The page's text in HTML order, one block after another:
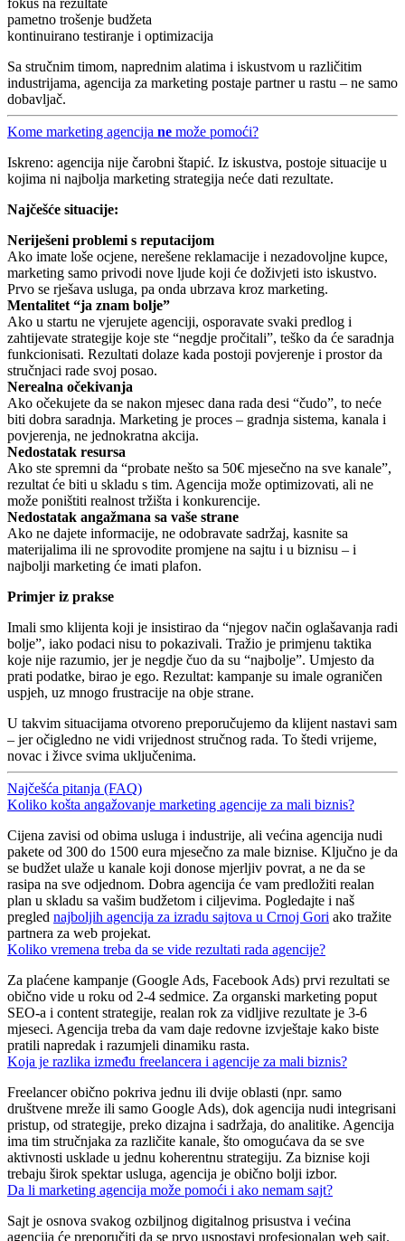
fokus na rezultate
pametno trošenje budžeta
kontinuirano testiranje i optimizacija
Sa stručnim timom, naprednim alatima i iskustvom u različitim
industrijama, agencija za marketing postaje partner u rastu – ne samo
dobavljač.
Kome marketing agencija ne može pomoći?
Iskreno: agencija nije čarobni štapić. Iz iskustva, postoje situacije u
kojima ni najbolja marketing strategija neće dati rezultate.
Najčešće situacije:
Neriješeni problemi s reputacijom
Ako imate loše ocjene, nerešene reklamacije i nezadovoljne kupce,
marketing samo privodi nove ljude koji će doživjeti isto iskustvo.
Prvo se rješava usluga, pa onda ubrzava kroz marketing.
Mentalitet “ja znam bolje”
Ako u startu ne vjerujete agenciji, osporavate svaki predlog i
zahtijevate strategije koje ste “negdje pročitali”, teško da će saradnja
funkcionisati. Rezultati dolaze kada postoji povjerenje i prostor da
stručnjaci rade svoj posao.
Nerealna očekivanja
Ako očekujete da se nakon mjesec dana rada desi “čudo”, to neće
biti dobra saradnja. Marketing je proces – gradnja sistema, kanala i
povjerenja, ne jednokratna akcija.
Nedostatak resursa
Ako ste spremni da “probate nešto sa 50€ mjesečno na sve kanale”,
rezultat će biti u skladu s tim. Agencija može optimizovati, ali ne
može poništiti realnost tržišta i konkurencije.
Nedostatak angažmana sa vaše strane
Ako ne dajete informacije, ne odobravate sadržaj, kasnite sa
materijalima ili ne sprovodite promjene na sajtu i u biznisu – i
najbolji marketing će imati plafon.
Primjer iz prakse
Imali smo klijenta koji je insistirao da “njegov način oglašavanja radi
bolje”, iako podaci nisu to pokazivali. Tražio je primjenu taktika
koje nije razumio, jer je negdje čuo da su “najbolje”. Umjesto da
prati podatke, birao je ego. Rezultat: kampanje su imale ograničen
uspjeh, uz mnogo frustracije na obje strane.
U takvim situacijama otvoreno preporučujemo da klijent nastavi sam
– jer očigledno ne vidi vrijednost stručnog rada. To štedi vrijeme,
novac i živce svima uključenima.
Najčešća pitanja (FAQ)
Koliko košta angažovanje marketing agencije za mali biznis?
Cijena zavisi od obima usluga i industrije, ali većina agencija nudi
pakete od 300 do 1500 eura mjesečno za male biznise. Ključno je da
se budžet ulaže u kanale koji donose mjerljiv povrat, a ne da se
rasipa na sve odjednom. Dobra agencija će vam predložiti realan
plan u skladu sa vašim budžetom i ciljevima. Pogledajte i naš
pregled najboljih agencija za izradu sajtova u Crnoj Gori ako tražite
partnera za web projekat.
Koliko vremena treba da se vide rezultati rada agencije?
Za plaćene kampanje (Google Ads, Facebook Ads) prvi rezultati se
obično vide u roku od 2-4 sedmice. Za organski marketing poput
SEO-a i content strategije, realan rok za vidljive rezultate je 3-6
mjeseci. Agencija treba da vam daje redovne izvještaje kako biste
pratili napredak i razumjeli dinamiku rasta.
Koja je razlika između freelancera i agencije za mali biznis?
Freelancer obično pokriva jednu ili dvije oblasti (npr. samo
društvene mreže ili samo Google Ads), dok agencija nudi integrisani
pristup, od strategije, preko dizajna i sadržaja, do analitike. Agencija
ima tim stručnjaka za različite kanale, što omogućava da se sve
aktivnosti usklade u jednu koherentnu strategiju. Za biznise koji
trebaju širok spektar usluga, agencija je obično bolji izbor.
Da li marketing agencija može pomoći i ako nemam sajt?
Sajt je osnova svakog ozbiljnog digitalnog prisustva i većina
agencija će preporučiti da se prvo uspostavi profesionalan web sajt.